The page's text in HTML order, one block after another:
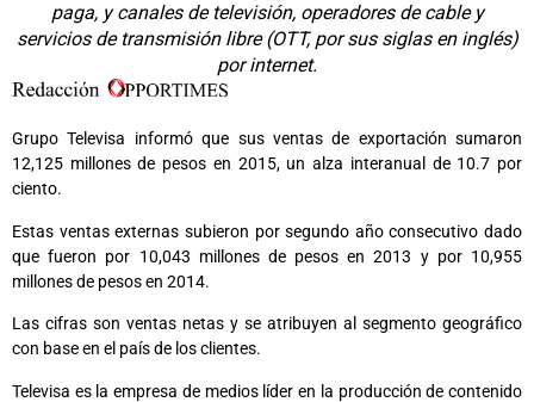
paga, y canales de televisión, operadores de cable y
servicios de transmisión libre (OTT, por sus siglas en inglés)
por internet.
Grupo Televisa informó que sus ventas de exportación sumaron
12,125 millones de pesos en 2015, un alza interanual de 10.7 por
ciento.
Estas ventas externas subieron por segundo año consecutivo dado
que fueron por 10,043 millones de pesos en 2013 y por 10,955
millones de pesos en 2014.
Las cifras son ventas netas y se atribuyen al segmento geográfico
con base en el país de los clientes.
Televisa es la empresa de medios líder en la producción de contenido